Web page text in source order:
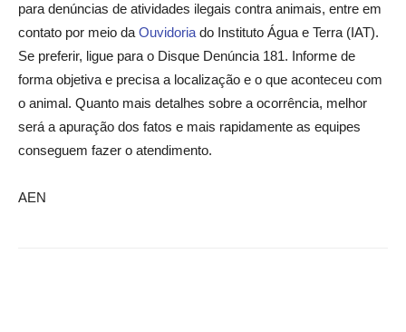
para denúncias de atividades ilegais contra animais, entre em
contato por meio da Ouvidoria do Instituto Água e Terra (IAT).
Se preferir, ligue para o Disque Denúncia 181. Informe de
forma objetiva e precisa a localização e o que aconteceu com
o animal. Quanto mais detalhes sobre a ocorrência, melhor
será a apuração dos fatos e mais rapidamente as equipes
conseguem fazer o atendimento.
AEN